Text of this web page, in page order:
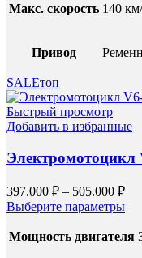
Макс. скорость 140
Привод
SALEтоп
Быстрый просмотр
Добавить в избранные
Электромотоцикл
397.000 ₽ – 505.000 ₽
Выберите параметры
Мощность двигателя